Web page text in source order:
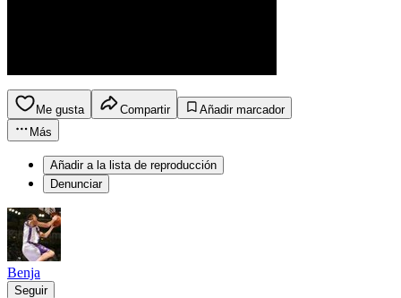
Me gusta Compartir
Añadir marcador
Más
Añadir a la lista de reproducción
Denunciar
Benja
Seguir